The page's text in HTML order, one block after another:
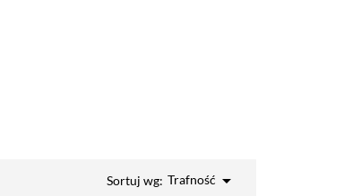
Sortuj wg: Trafność 